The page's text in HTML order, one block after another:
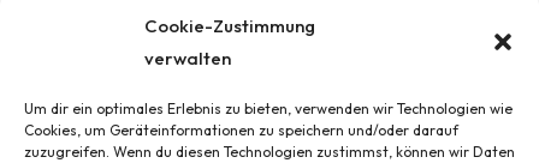
Cookie-Zustimmung
verwalten
Um dir ein optimales Erlebnis zu bieten, verwenden wir Technologien wie
Cookies, um Geräteinformationen zu speichern und/oder darauf
zuzugreifen. Wenn du diesen Technologien zustimmst, können wir Daten
© 2022 Sticker-Schilder
AGB
Widerrufsbelehrung und -formular